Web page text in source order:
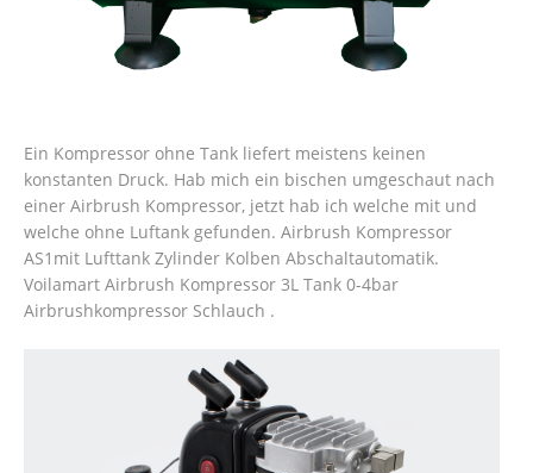
Ein Kompressor ohne Tank liefert meistens keinen
konstanten Druck. Hab mich ein bischen umgeschaut nach
einer Airbrush Kompressor, jetzt hab ich welche mit und
welche ohne Luftank gefunden. Airbrush Kompressor
AS1mit Lufttank Zylinder Kolben Abschaltautomatik.
Voilamart Airbrush Kompressor 3L Tank 0-4bar
Airbrushkompressor Schlauch .